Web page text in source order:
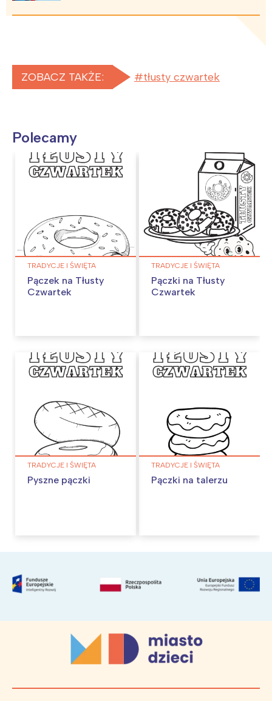
ZOBACZ TAKŻE: tłusty czwartek
Polecamy
TRADYCJE I ŚWIĘTA
Pączek na Tłusty
Czwartek
TRADYCJE I ŚWIĘTA
Pączki na Tłusty
Czwartek
TRADYCJE I ŚWIĘTA
Pyszne pączki
TRADYCJE I ŚWIĘTA
Pączki na talerzu